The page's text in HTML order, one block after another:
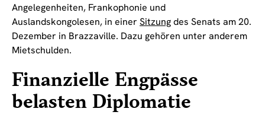
Angelegenheiten, Frankophonie und
Auslandskongolesen, in einer Sitzungdes Senats am 20.
Dezember in Brazzaville. Dazu gehören unter anderem
Mietschulden.
Finanzielle Engpässe
belasten Diplomatie